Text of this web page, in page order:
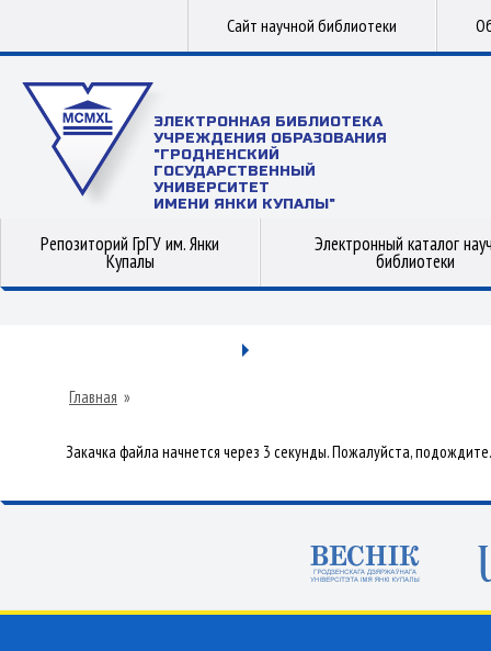
Сайт научной библиотеки
ЭЛЕКТРОННАЯ БИБЛИОТЕКА
УЧРЕЖДЕНИЯ ОБРАЗОВАНИЯ
"ГРОДНЕНСКИЙ
ГОСУДАРСТВЕННЫЙ
УНИВЕРСИТЕТ
ИМЕНИ ЯНКИ КУПАЛЫ"
Репозиторий ГрГУ им. Янки
Купалы
Электронный каталог
библиотеки
Главная »
Закачка файла начнется через 3 секунды. Пожалуйста, подождите.